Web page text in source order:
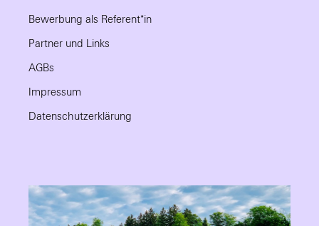
Bewerbung als Referent*in
Partner und Links
AGBs
Impressum
Datenschutzerklärung